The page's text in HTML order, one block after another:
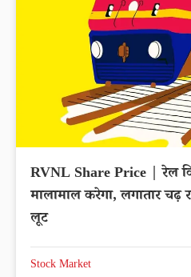
RVNL Share Price | रेल
मालामाल करेगा, लगातार चढ़
लूट
Stock Market